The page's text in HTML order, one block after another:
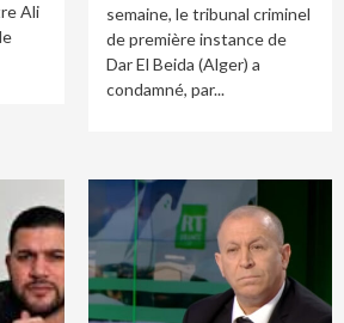
Ali
semaine, le tribunal criminel
de première instance de
Dar El Beida (Alger) a
condamné, par...